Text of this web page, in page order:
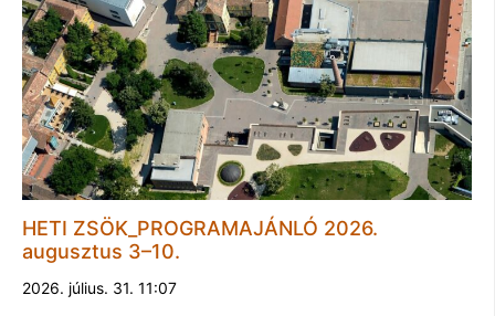
HETI ZSÖK_PROGRAMAJÁNLÓ 2026.
augusztus 3–10.
2026. július. 31. 11:07